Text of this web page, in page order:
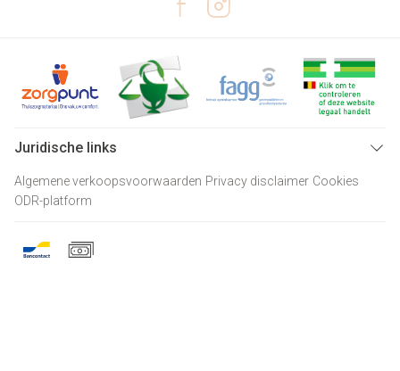
Juridische links
Algemene verkoopsvoorwaarden Privacy disclaimer Cookies
ODR-platform